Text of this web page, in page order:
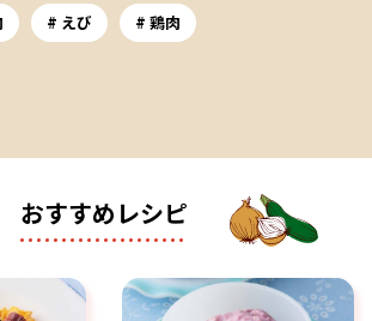
えび 鶏肉
おすすめレシピ